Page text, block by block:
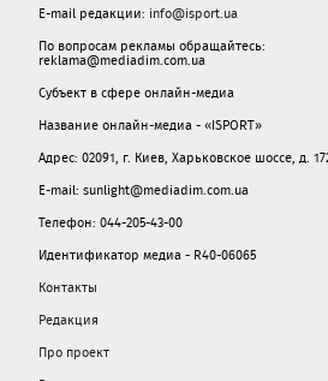
E-mail редакции: info@isport.ua
По вопросам рекламы обращайтесь:
reklama@mediadim.com.ua
Субъект в сфере онлайн-медиа
Название онлайн-медиа - «ISPORT»
Адрес: 02091, г. Киев, Харьковское шоссе, д.
E-mail: sunlight@mediadim.com.ua
Телефон: 044-205-43-00
Идентификатор медиа - R40-06065
Контакты
Редакция
Про проект